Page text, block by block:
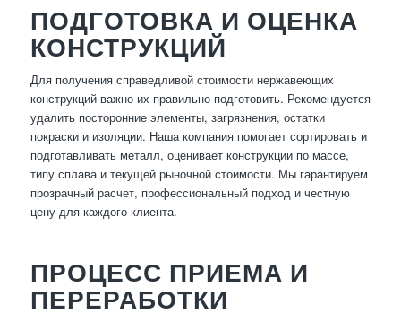
ПОДГОТОВКА И ОЦЕНКА
КОНСТРУКЦИЙ
Для получения справедливой стоимости нержавеющих
конструкций важно их правильно подготовить. Рекомендуется
удалить посторонние элементы, загрязнения, остатки
покраски и изоляции. Наша компания помогает сортировать и
подготавливать металл, оценивает конструкции по массе,
типу сплава и текущей рыночной стоимости. Мы гарантируем
прозрачный расчет, профессиональный подход и честную
цену для каждого клиента.
ПРОЦЕСС ПРИЕМА И
ПЕРЕРАБОТКИ